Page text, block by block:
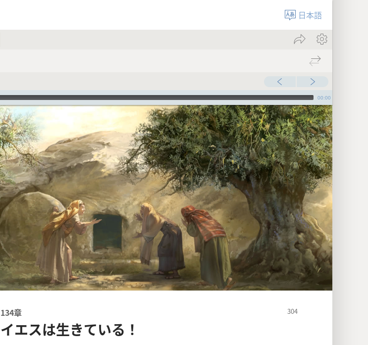
日本語
00:00
134章
イエスは生きている！